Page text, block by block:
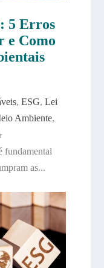
5 Erros
e Como
, ESG, Lei
Ambiente,
fundamental
as...